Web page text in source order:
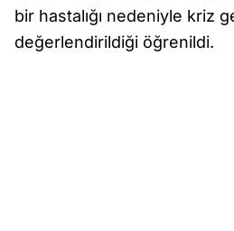
bir hastalığı nedeniyle kriz
değerlendirildiği öğrenildi.